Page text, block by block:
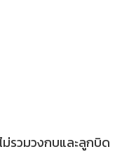
ม่รวมวงกบและลูกบิด